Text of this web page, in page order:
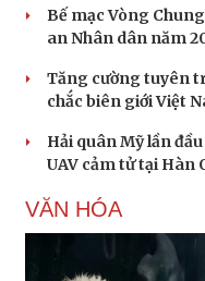
Bế mạc Vòng
an Nhân dân năm
Tăng cường tuyên
chắc biên giới Việt
Hải quân Mỹ lần
UAV cảm tử tại Hàn
VĂN HÓA